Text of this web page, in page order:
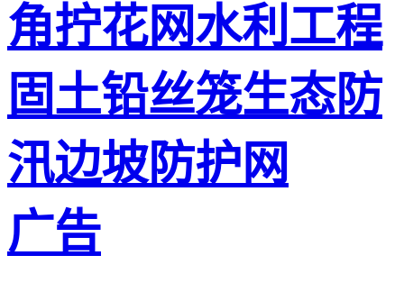
角拧花网水利工程
固土铅丝笼生态防
汛边坡防护网
广告